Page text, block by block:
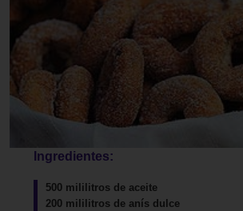
Ingredientes:
500 mililitros de aceite
200 mililitros de anís dulce